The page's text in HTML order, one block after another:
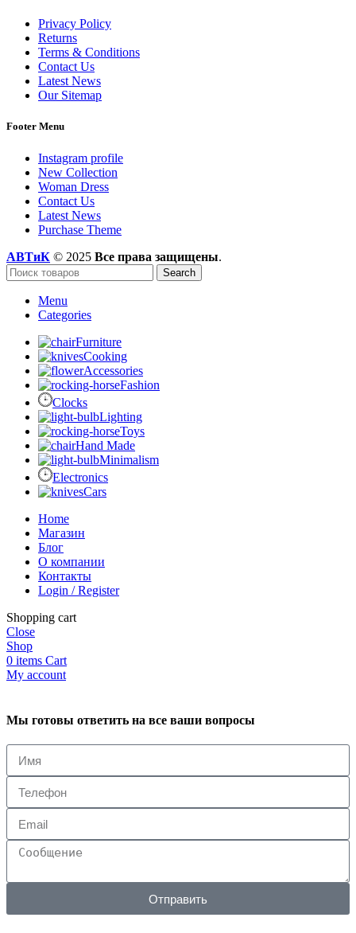
Privacy Policy
Returns
Terms & Conditions
Contact Us
Latest News
Our Sitemap
Footer Menu
Instagram profile
New Collection
Woman Dress
Contact Us
Latest News
Purchase Theme
АВТиК © 2025 Все права защищены.
Search
Menu
Categories
Furniture
Cooking
Accessories
Fashion
Clocks
Lighting
Toys
Hand Made
Minimalism
Electronics
Cars
Home
Магазин
Блог
О компании
Контакты
Login / Register
Shopping cart
Close
Shop
0 items Cart
My account
Мы готовы ответить на все ваши вопросы
Отправить